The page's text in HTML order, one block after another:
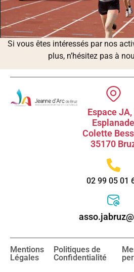
Si vous êtes intéressés par nos
plus, n’hésitez pas à
Espace JA,
Esplanade
Colette
35170
02 99 05 01
Mentions
Légales
Politiques de
Confidentialité